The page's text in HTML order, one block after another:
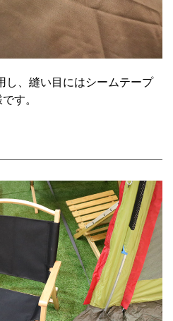
し、縫い目にはシームテープ
す。